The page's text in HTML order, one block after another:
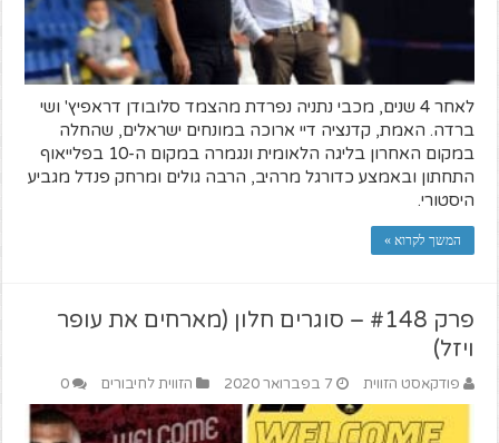
לאחר 4 שנים, מכבי נתניה נפרדת מהצמד סלובודן דראפיץ' ושי
ברדה. האמת, קדנציה דיי ארוכה במונחים ישראלים, שהחלה
במקום האחרון בליגה הלאומית ונגמרה במקום ה-10 בפלייאוף
התחתון ובאמצע כדורגל מרהיב, הרבה גולים ומרחק פנדל מגביע
היסטורי.
המשך לקרוא »
פרק #148 – סוגרים חלון (מארחים את עופר
ויזל)
פודקאסט הזווית 7 בפברואר 2020 הזווית לחיבורים 0